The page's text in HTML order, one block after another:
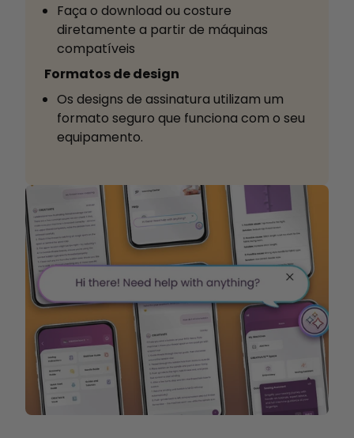
Faça o download ou costure
diretamente a partir de máquinas
compatíveis
Formatos de design
Os designs de assinatura utilizam um
formato seguro que funciona com o seu
equipamento.